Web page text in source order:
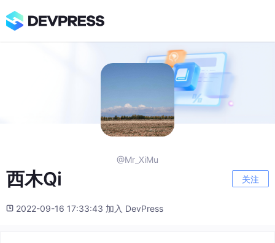
@Mr_XiMu
西木Qi 关注
2022-09-16 17:33:43 加入 DevPress